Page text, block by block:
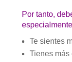
Por tanto,
Te sientes
Tienes más